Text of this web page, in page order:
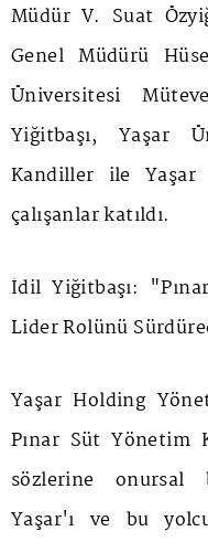
Müdür V. Suat
Genel Müdürü
Üniversitesi
Yiğitbaşı, Yaşar
Kandiller ile
çalışanlar katıldı.
İdil Yiğitbaşı:
Lider Rolünü
Yaşar Holding
Pınar Süt Yönetim
sözlerine onursal
Yaşar'ı ve bu